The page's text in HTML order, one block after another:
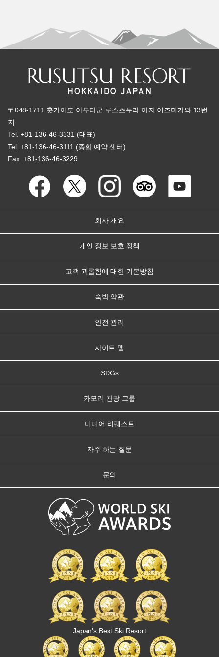
〒048-1711 홋카이도 아부타군 루스츠무라 아자 이즈미카와 13번
지
Tel. +81-136-46-3331 (대표)
Tel. +81-136-46-3111 (종합 예약 센터)
Fax. +81-136-46-3229
Japan's Best Ski Resort
회사 개요
개인 정보 보호 정책
고객 괴롭힘에 대한 기본방침
숙박 약관
안전 관리
사이트 맵
SDGs
카모리 관광 그룹
미디어 리퀘스트
자주 하는 질문
문의